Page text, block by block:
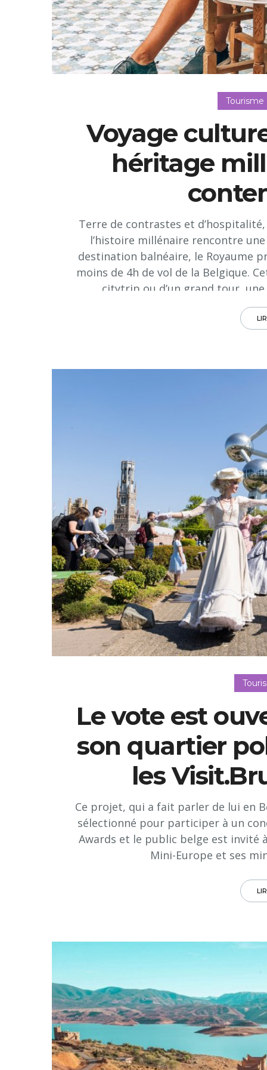
Voyage
héritage
Terre de contrastes et
l’histoire millénaire rencontre
destination balnéaire, le Royaume
moins de 4h de vol de la Belgique.
citytrip ou d’un grand tour,
Le vote est
son quartier
les
Ce projet, qui a fait parler de lui en
sélectionné pour participer à un
Awards et le public belge est invité
Mini-Europe et ses